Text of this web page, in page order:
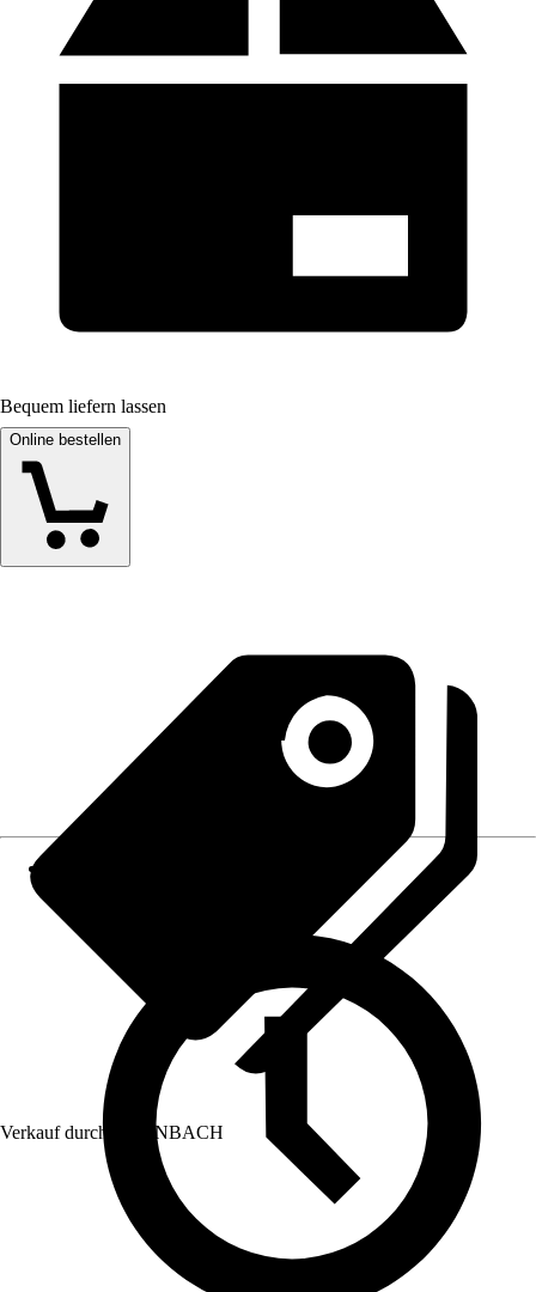
Bequem liefern lassen
Online bestellen
Verkauf durch: HORNBACH